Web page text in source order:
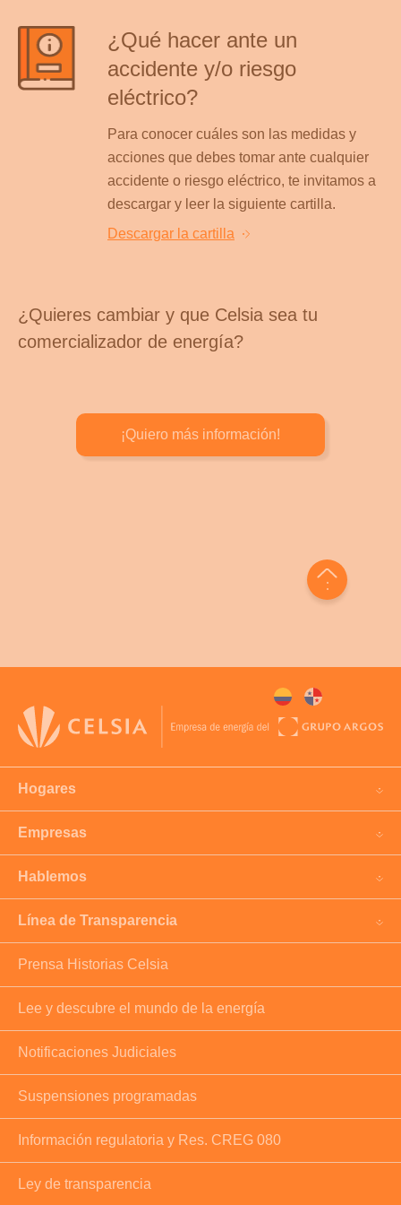
¿Qué hacer ante un
accidente y/o riesgo
eléctrico?
Para conocer cuáles son las medidas y
acciones que debes tomar ante cualquier
accidente o riesgo eléctrico, te invitamos a
descargar y leer la siguiente cartilla.
Descargar la cartilla
¿Quieres cambiar y que Celsia sea tu
comercializador de energía?
¡Quiero más información!
Hogares
Empresas
Prensa Historias Celsia
Lee y descubre el mundo de la energía
Hablemos
Notificaciones Judiciales
Línea de Transparencia
Suspensiones programadas
Información regulatoria y Res. CREG 080
Ley de transparencia